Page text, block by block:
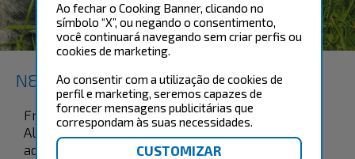
Ao fechar o Cooking Banner, clicando no
símbolo “X”, ou negando o consentimento,
você continuará navegando sem criar perfis ou
cookies de marketing.
Ao consentir com a utilização de cookies de
perfil e marketing, seremos capazes de
fornecer mensagens publicitárias que
correspondam às suas necessidades.
FRANGO & ROMÃ ADULT
N&D Prime Feline
Frango e Romã
Alimento completo e balanceado para gatos
adultos